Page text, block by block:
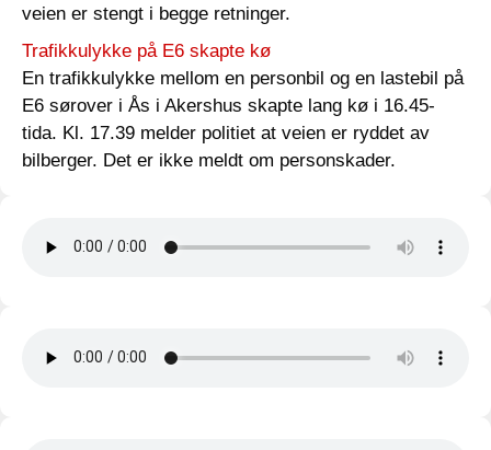
veien er stengt i begge retninger.
Trafikkulykke på E6 skapte kø
En trafikkulykke mellom en personbil og en lastebil på
E6 sørover i Ås i Akershus skapte lang kø i 16.45-
tida. Kl. 17.39 melder politiet at veien er ryddet av
bilberger. Det er ikke meldt om personskader.